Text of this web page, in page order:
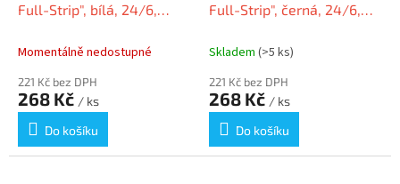
Full-Strip", bílá, 24/6,
5011101
Momentálně nedostupné
221 Kč bez DPH
268 Kč / ks
Do košíku
Full-Strip", černá, 24/6,
5012801
Skladem (>5 ks)
221 Kč bez DPH
268 Kč / ks
Do košíku